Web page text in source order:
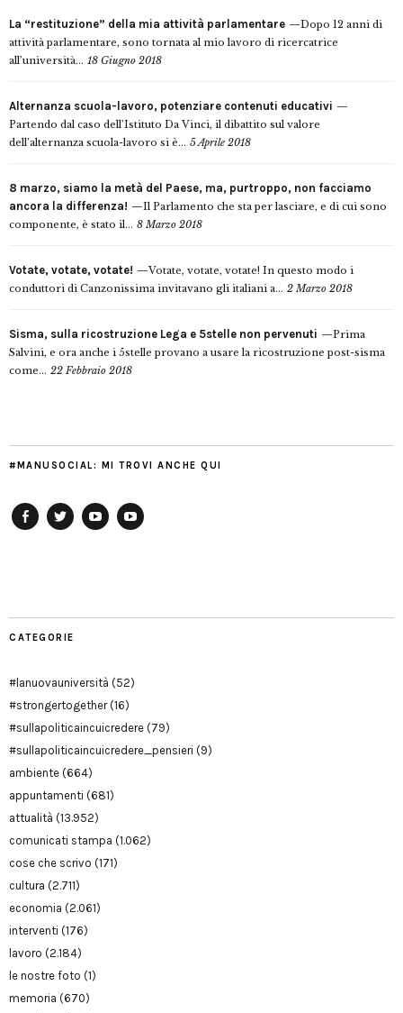
La “restituzione” della mia attività parlamentare
Dopo 12 anni di
attività parlamentare, sono tornata al mio lavoro di ricercatrice
all’università... 18 Giugno 2018
Alternanza scuola-lavoro, potenziare contenuti educativi
Partendo dal caso dell’Istituto Da Vinci, il dibattito sul valore
dell’alternanza scuola-lavoro si è... 5 Aprile 2018
8 marzo, siamo la metà del Paese, ma, purtroppo, non facciamo
ancora la differenza!
Il Parlamento che sta per lasciare, e di cui sono
componente, è stato il... 8 Marzo 2018
Votate, votate, votate!
Votate, votate, votate! In questo modo i
conduttori di Canzonissima invitavano gli italiani a... 2 Marzo 2018
Sisma, sulla ricostruzione Lega e 5stelle non pervenuti
Prima
Salvini, e ora anche i 5stelle provano a usare la ricostruzione post-sisma
come... 22 Febbraio 2018
#MANUSOCIAL: MI TROVI ANCHE QUI
CATEGORIE
#lanuovauniversità (52)
#strongertogether(16)
#sullapoliticaincuicredere (79)
#sullapoliticaincuicredere_pensieri (9)
ambiente (664)
appuntamenti (681)
attualità (13.952)
comunicati stampa (1.062)
cose che scrivo (171)
cultura (2.711)
economia (2.061)
interventi (176)
lavoro (2.184)
le nostre foto (1)
memoria (670)